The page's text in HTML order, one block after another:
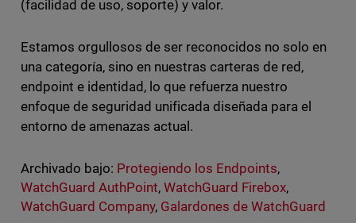
(facilidad de uso, soporte) y valor.
Estamos orgullosos de ser reconocidos no solo en
una categoría, sino en nuestras carteras de red,
endpoint e identidad, lo que refuerza nuestro
enfoque de seguridad unificada diseñada para el
entorno de amenazas actual.
Archivado bajo: Protegiendo los Endpoints,
WatchGuard AuthPoint, WatchGuard Firebox,
WatchGuard Company, Galardones de WatchGuard